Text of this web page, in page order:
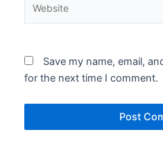
Save my name, email,
for the next time I comment.